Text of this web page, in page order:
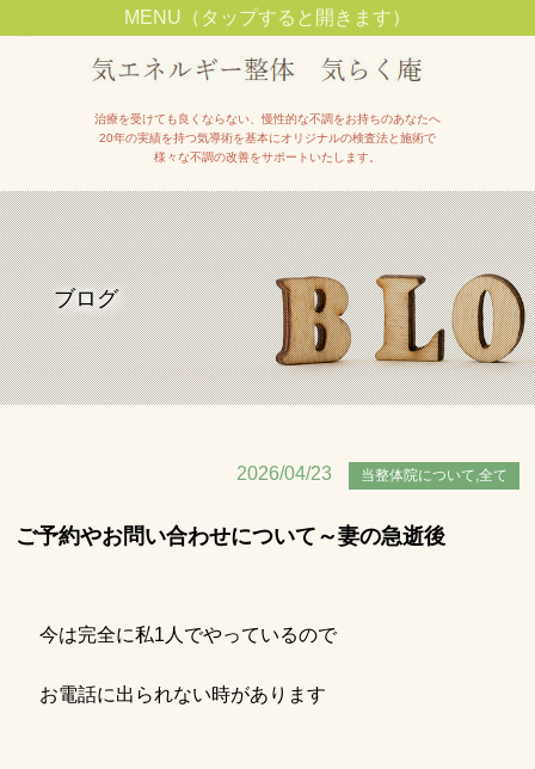
治療を受けても良くならない、慢性的な不調をお持ちのあなたへ
20年の実績を持つ気導術を基本にオリジナルの検査法と施術で
様々な不調の改善をサポートいたします。
ブログ
2026/04/23 当整体院について,全て
ご予約やお問い合わせについて～妻の急逝後
今は完全に私1人でやっているので
お電話に出られない時があります
MENU（タップすると開きます）